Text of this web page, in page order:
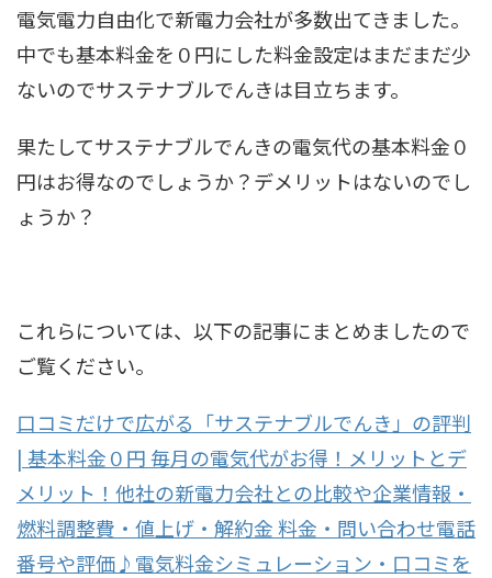
電気電力自由化で新電力会社が多数出てきました。
中でも基本料金を０円にした料金設定はまだまだ少
ないのでサステナブルでんきは目立ちます。
果たしてサステナブルでんきの電気代の基本料金０
円はお得なのでしょうか？デメリットはないのでし
ょうか？
これらについては、以下の記事にまとめましたので
ご覧ください。
口コミだけで広がる「サステナブルでんき」の評判
| 基本料金０円 毎月の電気代がお得！メリットとデ
メリット！他社の新電力会社との比較や企業情報・
燃料調整費・値上げ・解約金 料金・問い合わせ電話
番号や評価♪電気料金シミュレーション・口コミを